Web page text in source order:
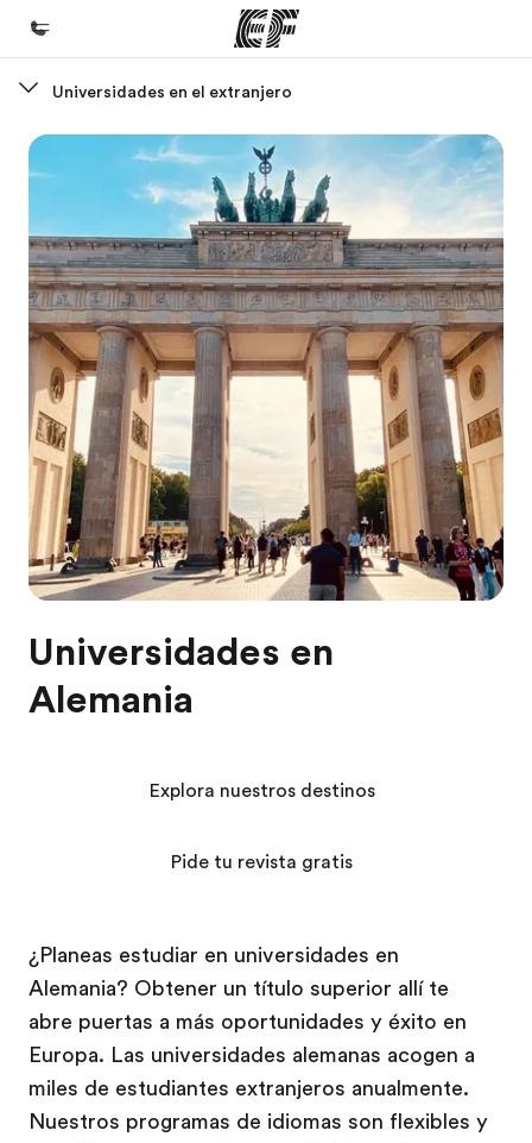
Bienvenido a EF
Ver todo lo que hacemos
Oficinas
Encuentra una oficina
Sobre nosotros
Quiénes somos
Trabajos
Únete al equipo
Universidades en el extranjero
Universidades en
Alemania
¿Planeas estudiar en universidades en
Alemania? Obtener un título superior allí te
abre puertas a más oportunidades y éxito en
Europa. Las universidades alemanas acogen a
miles de estudiantes extranjeros anualmente.
Nuestros programas de idiomas son flexibles y
Explora nuestros destinos
Pide tu revista gratis